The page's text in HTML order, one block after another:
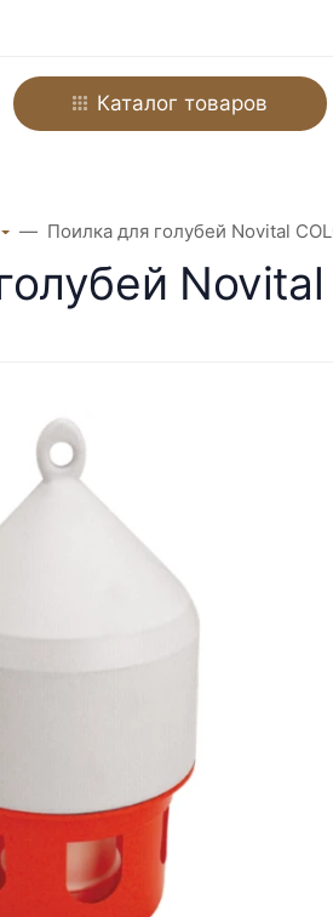
Каталог товаров
Поилка для голубей Novital